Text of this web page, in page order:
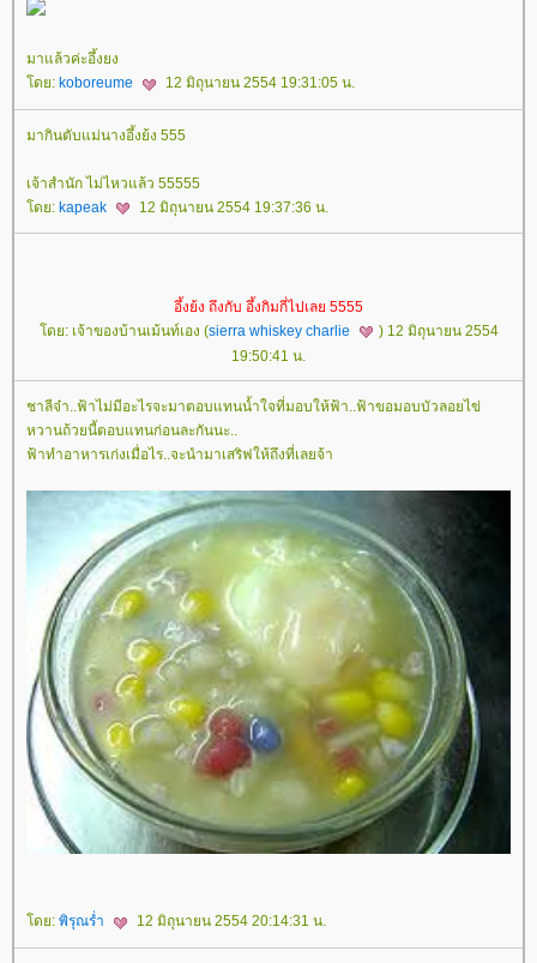
มาแล้วค่ะอึ้งยง
ดย: koboreume 12 มิถุนายน 2554 19:31:05 น.
มากินตับแม่นางอึ้งย้ง 555
เจ้าสำนัก ไม่ไหวแล้ว 55555
ดย: kapeak 12 มิถุนายน 2554 19:37:36 น.
อึ้งย้ง ถึงกับ อึ้งกิมกี่ไปเลย 5555
ดย: เจ้าของบ้านเม้นท์เอง (sierra whiskey charlie
) 12 มิถุนายน 2554
19:50:41 น.
ชาลีจ๋า..ฟ้าไม่มีอะไรจะมาตอบแทนน้ำใจที่มอบให้ฟ้า..ฟ้าขอมอบบัวลอยไข่
หวานถ้วยนี้ตอบแทนก่อนละกันนะ..
ฟ้าทำอาหารเก่งเมื่อไร..จะนำมาเสริฟให้ถึงที่เลยจ้า
ดย: พิรุณร่ำ 12 มิถุนายน 2554 20:14:31 น.